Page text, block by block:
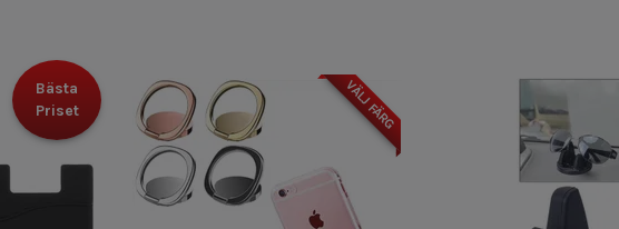
Bästa
Priset
VÄLJ FÄRG